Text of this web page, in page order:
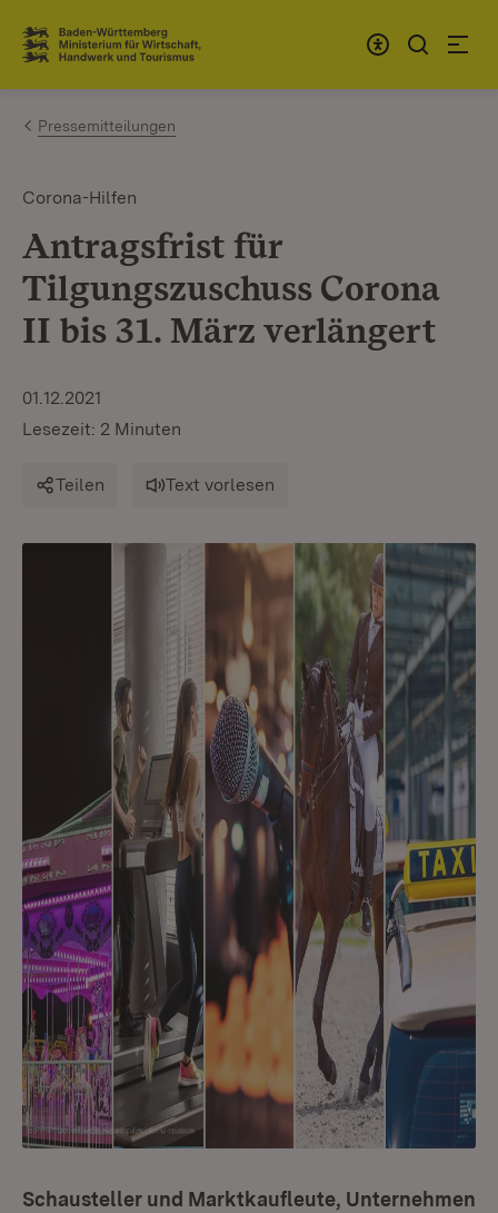
Zum Inhalt springen
Link zur Startseite
Pressemitteilungen
Corona-Hilfen
Antragsfrist für
Tilgungszuschuss Corona
II bis 31. März verlängert
01.12.2021
Lesezeit: 2 Minuten
Teilen Text vorlesen
Schausteller und Marktkaufleute, Unternehmen